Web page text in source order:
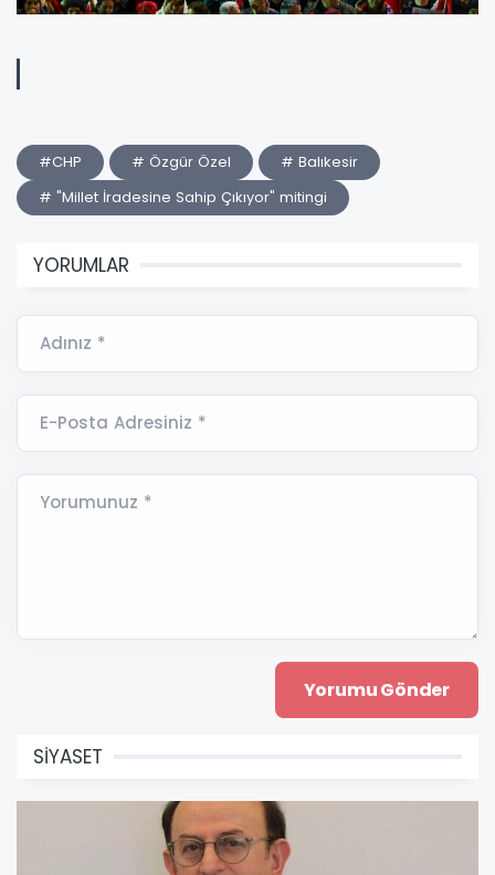
#CHP # Özgür Özel
# Balıkesir
# "Millet İradesine Sahip Çıkıyor" mitingi
YORUMLAR
Adınız *
E-Posta Adresiniz *
Yorumunuz *
SİYASET